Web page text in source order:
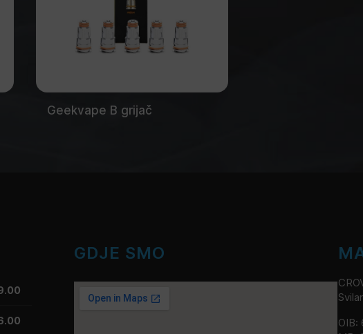
Geekvape B grijač
GDJE SMO